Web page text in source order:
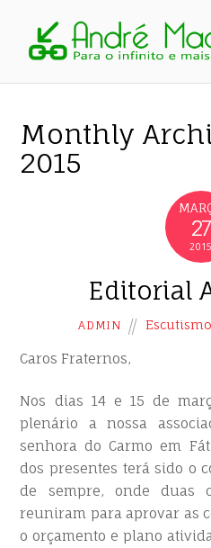
Monthly
2015
27
2015
Editorial
ADMIN Escutismo
Caros Fraternos,
Nos dias 14 e 15 de
plenário a nossa
senhora do Carmo em
dos presentes terá sido o
de sempre, onde duas
reuniram para aprovar as
o orçamento e plano